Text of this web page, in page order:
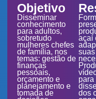
Objetivo
Disseminar
conhecimento
para adultos,
sobretudo
mulheres chefes
de família, nos
temas: gestão de
finanças
pessoais,
orçamento e
planejamento e
tomada de
açaí
suas
para
dos